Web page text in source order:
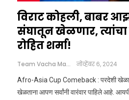
विराट कोहली, बाबर
संघातून खेळणार,
रोहित शर्मा!
Team Vacha Marathi नोव्हेंबर 6, 2024
Afro-Asia Cup Comeback : परदेशी
खेळताना आपण सर्वांनी वारंवार पाहिले आहे.